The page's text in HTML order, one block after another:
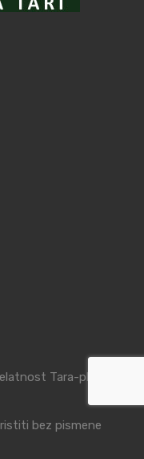
Tara-planina /
bez pismene